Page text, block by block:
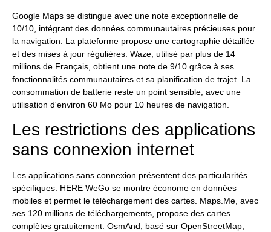
Google Maps se distingue avec une note exceptionnelle de
10/10, intégrant des données communautaires précieuses pour
la navigation. La plateforme propose une cartographie détaillée
et des mises à jour régulières. Waze, utilisé par plus de 14
millions de Français, obtient une note de 9/10 grâce à ses
fonctionnalités communautaires et sa planification de trajet. La
consommation de batterie reste un point sensible, avec une
utilisation d'environ 60 Mo pour 10 heures de navigation.
Les restrictions des applications
sans connexion internet
Les applications sans connexion présentent des particularités
spécifiques. HERE WeGo se montre économe en données
mobiles et permet le téléchargement des cartes. Maps.Me, avec
ses 120 millions de téléchargements, propose des cartes
complètes gratuitement. OsmAnd, basé sur OpenStreetMap,